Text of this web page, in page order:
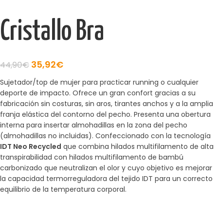
Cristallo Bra
44,90€ 35,92€
Sujetador/top de mujer para practicar running o cualquier
deporte de impacto. Ofrece un gran confort gracias a su
fabricación sin costuras, sin aros, tirantes anchos y a la amplia
franja elástica del contorno del pecho. Presenta una obertura
interna para insertar almohadillas en la zona del pecho
(almohadillas no incluidas). Confeccionado con la tecnología
IDT Neo Recycled que combina hilados multifilamento de alta
transpirabilidad con hilados multifilamento de bambú
carbonizado que neutralizan el olor y cuyo objetivo es mejorar
la capacidad termorreguladora del tejido IDT para un correcto
equilibrio de la temperatura corporal.